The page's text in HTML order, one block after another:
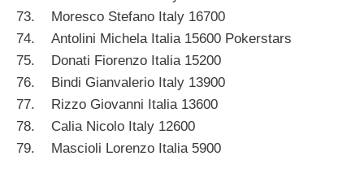
73. Moresco Stefano Italy 16700
74. Antolini Michela Italia 15600 Pokerstars
75. Donati Fiorenzo Italia 15200
76. Bindi Gianvalerio Italy 13900
77. Rizzo Giovanni Italia 13600
78. Calia Nicolo Italy 12600
79. Mascioli Lorenzo Italia 5900